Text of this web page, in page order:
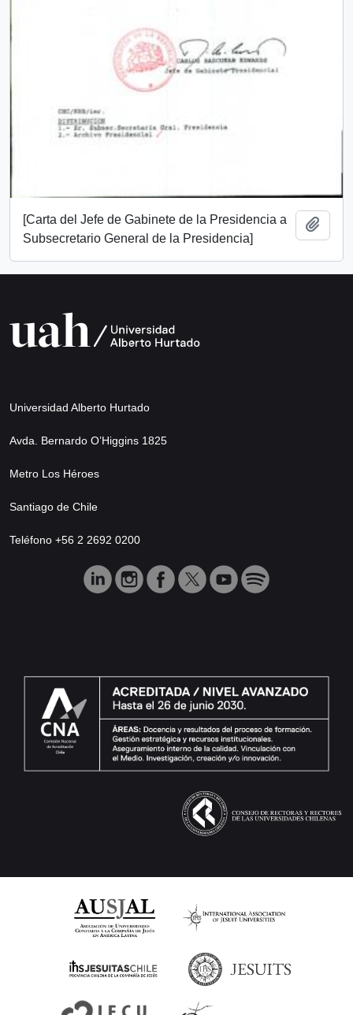
[Carta del Jefe de Gabinete de la Presidencia a
Subsecretario General de la Presidencia]
Universidad Alberto Hurtado
Avda. Bernardo O’Higgins 1825
Metro Los Héroes
Santiago de Chile
Teléfono +56 2 2692 0200